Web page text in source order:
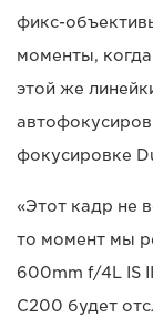
фикс-
моменты,
этой же
фокусировке
«Этот кадр не
то момент мы
600mm f/4L IS
C200 будет